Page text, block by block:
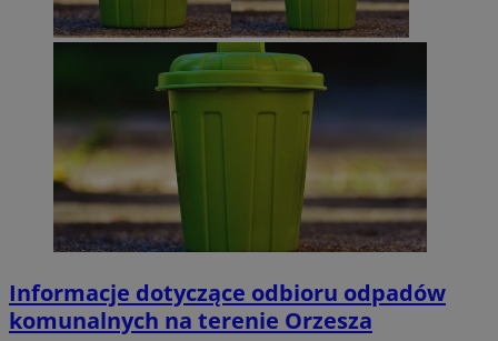
Informacje dotyczące odbioru odpadów
komunalnych na terenie Orzesza